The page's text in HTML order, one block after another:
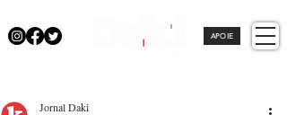
APOIE
Jornal Daki